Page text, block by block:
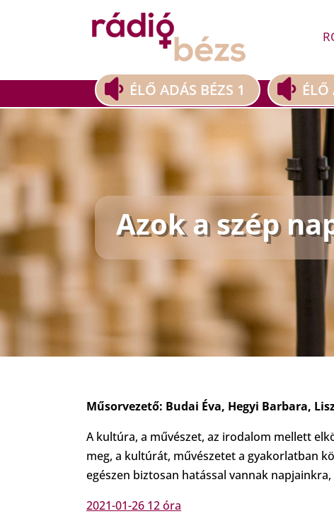
ÉLŐ ADÁS BÉZS 1 ÉLŐ
Azok a szép
Műsorvezető: Budai Éva, Hegyi Barbara,
A kultúra, a művészet, az irodalom mellett
meg, a kultúrát, művészetet a gyakorlatban
egészen biztosan hatással vannak
2021-01-26 12 óra